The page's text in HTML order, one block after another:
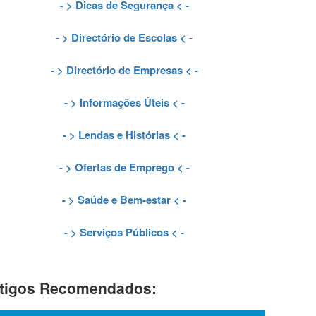
- > Dicas de Segurança< -
- > Directório de Escolas < -
- > Directório de Empresas< -
- > Informações Úteis< -
- > Lendas e Histórias < -
- > Ofertas de Emprego< -
- > Saúde e Bem-estar < -
- > Serviços Públicos < -
Recomendados: